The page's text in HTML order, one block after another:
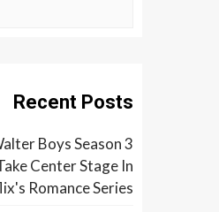
Recent Posts
Boys Season 3
Center Stage In
Romance Series